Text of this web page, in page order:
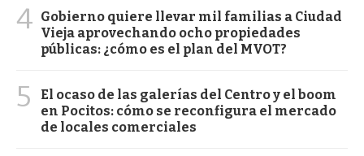
4 Gobierno quiere llevar mil familias a Ciudad
Vieja aprovechando ocho propiedades
públicas: ¿cómo es el plan del MVOT?
5
El ocaso de las galerías del Centro y el boom
en Pocitos: cómo se reconfigura el mercado
de locales comerciales